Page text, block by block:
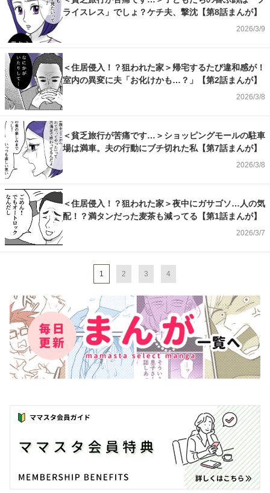
ライスレス」でしょ？ケチ夫、撃沈【第8話まんが】
2026/3/9
＜住居侵入！？狙われた家＞帰宅するたび違和感が！
室内の異変に夫「お化けかも…？」【第2話まんが】
2026/3/8
＜貧乏旅行が苦痛です…＞ショッピングモールの駐車
場は満車。夫の行動にブチ切れた私【第7話まんが】
2026/3/8
＜住居侵入！？狙われた家＞夜中にガサゴソ…人の気
配！？満タンだった麦茶も減ってる【第1話まんが】
2026/3/7
1 2 3 4